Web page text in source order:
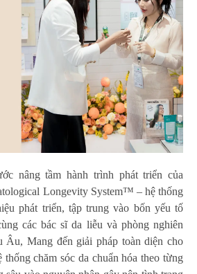
nâng tầm hành trình phát triển của
Longevity System™ – hệ thống
phát triển, tập trung vào bốn yếu tố
các bác sĩ da liễu và phòng nghiên
Âu, Mang đến giải pháp toàn diện cho
chăm sóc da chuẩn hóa theo từng